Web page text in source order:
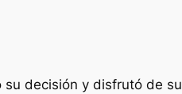
su decisión y disfrutó de su